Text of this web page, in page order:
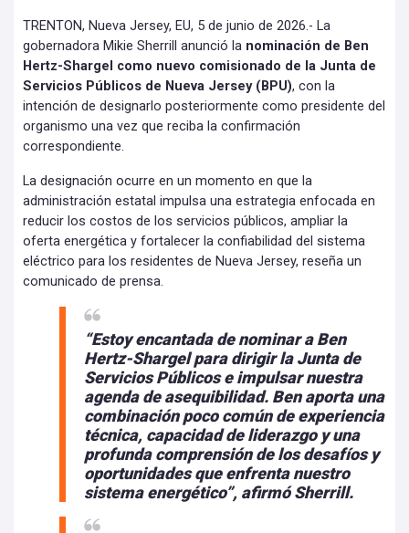
TRENTON, Nueva Jersey, EU, 5 de junio de 2026.- La
gobernadora Mikie Sherrill anunció la nominación de Ben
Hertz-Shargel como nuevo comisionado de la Junta de
Servicios Públicos de Nueva Jersey (BPU), con la
intención de designarlo posteriormente como presidente del
organismo una vez que reciba la confirmación
correspondiente.
La designación ocurre en un momento en que la
administración estatal impulsa una estrategia enfocada en
reducir los costos de los servicios públicos, ampliar la
oferta energética y fortalecer la confiabilidad del sistema
eléctrico para los residentes de Nueva Jersey, reseña un
comunicado de prensa.
“Estoy encantada de nominar a Ben
Hertz-Shargel para dirigir la Junta de
Servicios Públicos e impulsar nuestra
agenda de asequibilidad. Ben aporta una
combinación poco común de experiencia
técnica, capacidad de liderazgo y una
profunda comprensión de los desafíos y
oportunidades que enfrenta nuestro
sistema energético”, afirmó Sherrill.